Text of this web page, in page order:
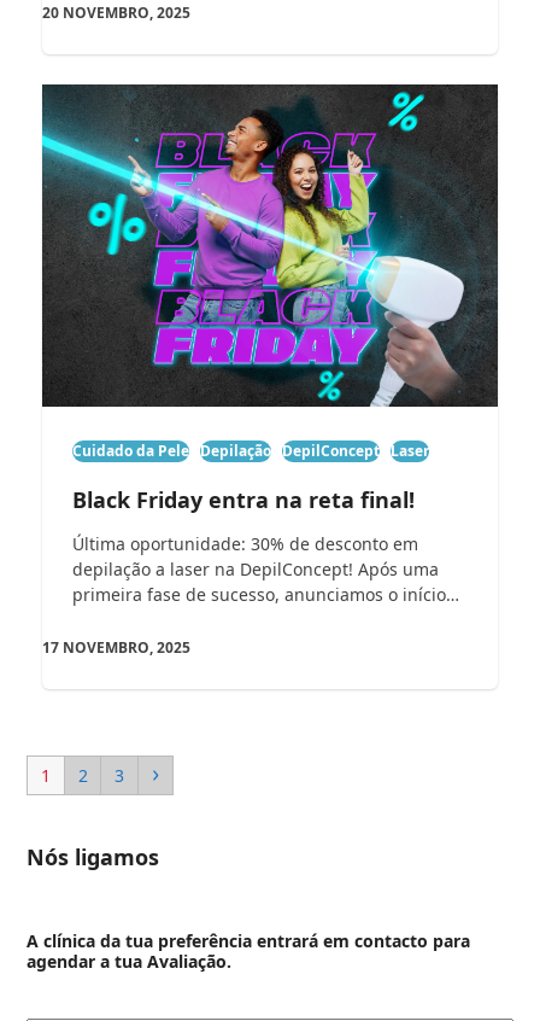
20 NOVEMBRO, 2025
Cuidado da Pele Depilação DepilConcept Laser
Black Friday entra na reta final!
Última oportunidade: 30% de desconto em
depilação a laser na DepilConcept! Após uma
primeira fase de sucesso, anunciamos o início…
17 NOVEMBRO, 2025
Page
1 Page
2 Page
3 Next
Nós ligamos
A clínica da tua preferência entrará em contacto para
agendar a tua Avaliação.